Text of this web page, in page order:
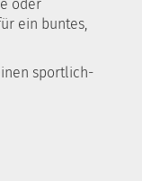
oder
ein buntes,
sportlich-